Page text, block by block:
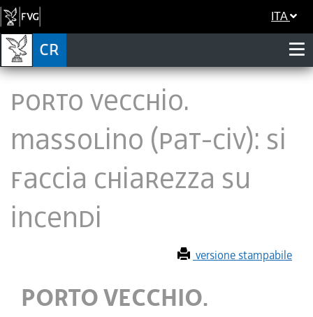
ITA
PORTO VECCHIO.
MASSOLINO (PAT-CIV): SI
FACCIA CHIAREZZA SU
INCENDI
versione stampabile
PORTO VECCHIO.